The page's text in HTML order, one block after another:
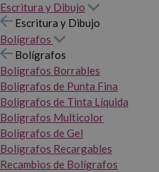
Escritura y Dibujo
Escritura y Dibujo
Bolígrafos
Bolígrafos
Bolígrafos Borrables
Bolígrafos de Punta Fina
Bolígrafos de Tinta Líquida
Bolígrafos Multicolor
Bolígrafos de Gel
Bolígrafos Recargables
Recambios de Bolígrafos